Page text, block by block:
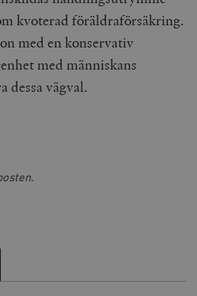
kvoterad föräldraförsäkring.
med en konservativ
med människans
dessa vägval.